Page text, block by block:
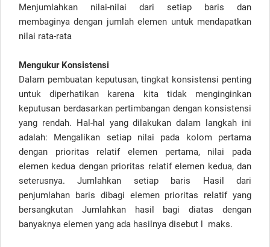
Menjumlahkan nilai-nilai dari setiap baris dan
membaginya dengan jumlah elemen untuk mendapatkan
nilai rata-rata
Mengukur Konsistensi
Dalam pembuatan keputusan, tingkat konsistensi penting
untuk diperhatikan karena kita tidak menginginkan
keputusan berdasarkan pertimbangan dengan konsistensi
yang rendah. Hal-hal yang dilakukan dalam langkah ini
adalah: Mengalikan setiap nilai pada kolom pertama
dengan prioritas relatif elemen pertama, nilai pada
elemen kedua dengan prioritas relatif elemen kedua, dan
seterusnya. Jumlahkan setiap baris Hasil dari
penjumlahan baris dibagi elemen prioritas relatif yang
bersangkutan Jumlahkan hasil bagi diatas dengan
banyaknya elemen yang ada hasilnya disebut l maks.